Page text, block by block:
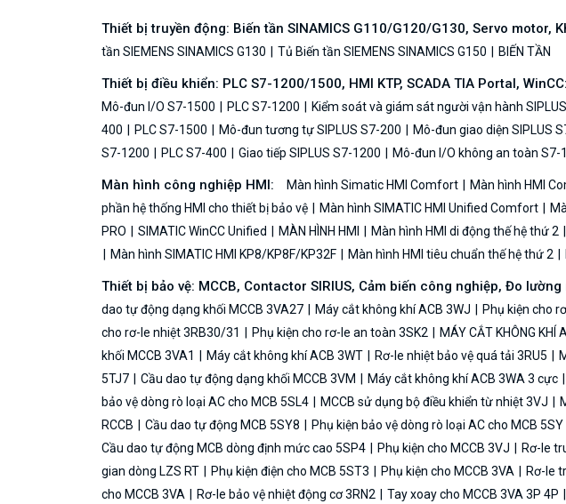
Thiết bị truyền động: Biến tần SINAMICS G110/G120/G130, Servo motor,
tần SIEMENS SINAMICS G130
Tủ Biến tần SIEMENS SINAMICS G150 BIẾN TẦN
Thiết bị điều khiển: PLC S7-1200/1500, HMI KTP, SCADA TIA Portal, WinCC:
Mô-đun I/O S7-1500
PLC S7-1200 Kiểm soát và giám sát người vận hành
400
PLC S7-1500 Mô-đun tương tự SIPLUS S7-200 Mô-đun giao diện SIPLUS
S7-1200
PLC S7-400 Giao tiếp SIPLUS S7-1200 Mô-đun I/O không an toàn S7-
Màn hình công nghiệp HMI: Màn hình Simatic HMI Comfort Màn hình HMI
phần hệ thống HMI cho thiết bị bảo vệ
Màn hình SIMATIC HMI Unified Comfort
PRO
SIMATIC WinCC Unified MÀN HÌNH HMI Màn hình HMI di động thế hệ thứ 2
Màn hình SIMATIC HMI KP8/KP8F/KP32F
Màn hình HMI tiêu chuẩn thế hệ thứ 2
Thiết bị bảo vệ: MCCB, Contactor SIRIUS, Cảm biến công nghiệp, Đo
dao tự động dạng khối MCCB 3VA27
Máy cắt không khí ACB 3WJ Phụ kiện cho
cho rơ-le nhiệt 3RB30/31
Phụ kiện cho rơ-le an toàn 3SK2 MÁY CẮT KHÔNG KHÍ
khối MCCB 3VA1
Máy cắt không khí ACB 3WT Rơ-le nhiệt bảo vệ quá tải 3RU5
5TJ7
Cầu dao tự động dạng khối MCCB 3VM Máy cắt không khí ACB 3WA 3 cực
bảo vệ dòng rò loại AC cho MCB 5SL4
MCCB sử dụng bộ điều khiển từ nhiệt 3VJ
RCCB
Cầu dao tự động MCB 5SY8 Phụ kiện bảo vệ dòng rò loại AC cho MCB
Cầu dao tự động MCB dòng định mức cao 5SP4
Phụ kiện cho MCCB 3VJ Rơ-le
gian dòng LZS RT
Phụ kiện điện cho MCB 5ST3 Phụ kiện cho MCCB 3VA Rơ-le
cho MCCB 3VA
Rơ-le bảo vệ nhiệt động cơ 3RN2 Tay xoay cho MCCB 3VA 3P 4P